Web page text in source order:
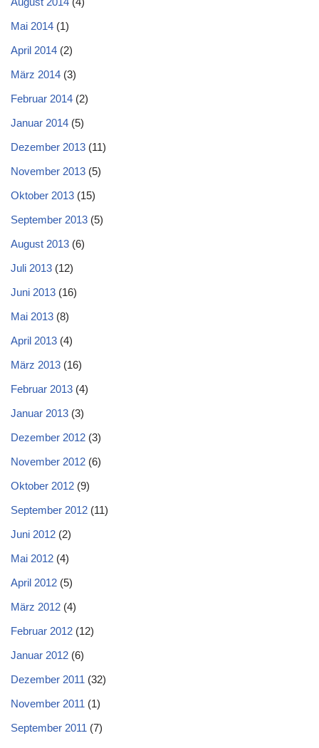
Mai 2014 (1)
April 2014 (2)
März 2014 (3)
Februar 2014 (2)
Januar 2014 (5)
Dezember 2013 (11)
November 2013 (5)
Oktober 2013 (15)
September 2013 (5)
August 2013 (6)
Juli 2013 (12)
Juni 2013 (16)
Mai 2013 (8)
April 2013 (4)
März 2013 (16)
Februar 2013 (4)
Januar 2013 (3)
Dezember 2012 (3)
November 2012 (6)
Oktober 2012 (9)
September 2012 (11)
Juni 2012 (2)
Mai 2012 (4)
April 2012 (5)
März 2012 (4)
Februar 2012 (12)
Januar 2012 (6)
Dezember 2011 (32)
November 2011 (1)
September 2011 (7)